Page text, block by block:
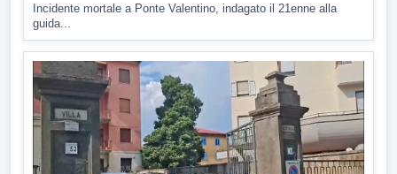
Incidente mortale a Ponte Valentino, indagato il 21enne alla
guida...